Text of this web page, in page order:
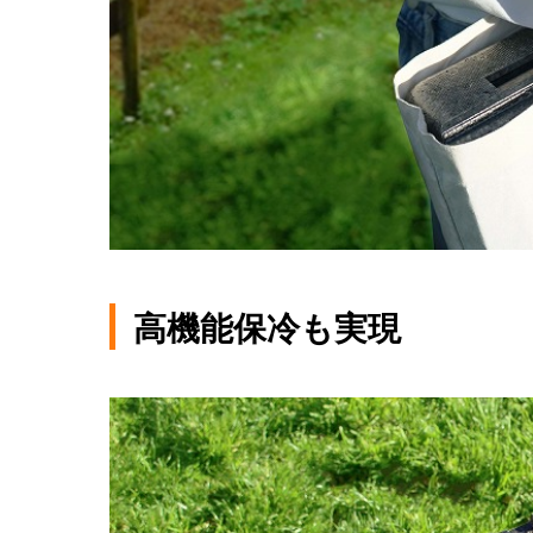
高機能保冷も実現